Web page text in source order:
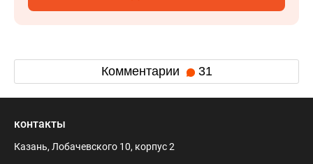
Комментарии 31
контакты
Казань, Лобачевского 10, корпус 2